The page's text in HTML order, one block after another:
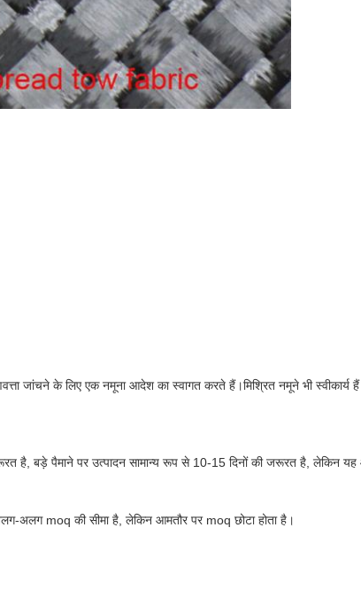
जांचने के लिए एक नमूना आदेश का स्वागत करते हैं।मिश्रित नमूने भी स्वीकार्य
है, बड़े पैमाने पर उत्पादन सामान्य रूप से 10-15 दिनों की जरूरत है, लेकिन
अलग moq की सीमा है, लेकिन आमतौर पर moq छोटा होता है।